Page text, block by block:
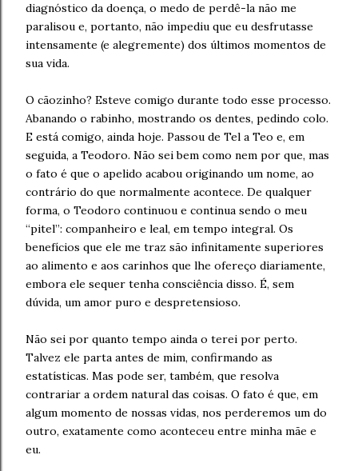
diagnóstico da doença, o medo de perdê-la não me
paralisou e, portanto, não impediu que eu desfrutasse
intensamente (e alegremente) dos últimos momentos de
sua vida.
O cãozinho? Esteve comigo durante todo esse processo.
Abanando o rabinho, mostrando os dentes, pedindo colo.
E está comigo, ainda hoje. Passou de Tel a Teo e, em
seguida, a Teodoro. Não sei bem como nem por que, mas
o fato é que o apelido acabou originando um nome, ao
contrário do que normalmente acontece. De qualquer
forma, o Teodoro continuou e continua sendo o meu
“pitel”: companheiro e leal, em tempo integral. Os
benefícios que ele me traz são infinitamente superiores
ao alimento e aos carinhos que lhe ofereço diariamente,
embora ele sequer tenha consciência disso. É, sem
dúvida, um amor puro e despretensioso.
Não sei por quanto tempo ainda o terei por perto.
Talvez ele parta antes de mim, confirmando as
estatísticas. Mas pode ser, também, que resolva
contrariar a ordem natural das coisas. O fato é que, em
algum momento de nossas vidas, nos perderemos um do
outro, exatamente como aconteceu entre minha mãe e
eu.